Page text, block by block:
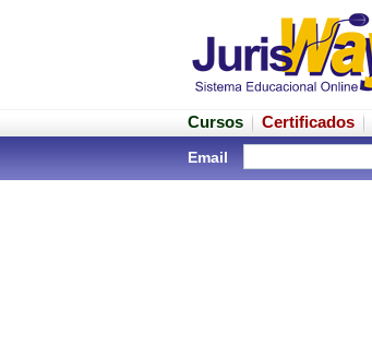
Cursos Certificados
Email